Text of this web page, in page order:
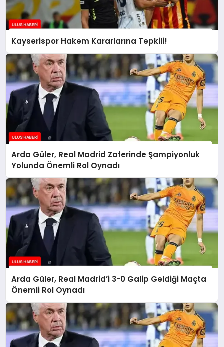
Kayserispor Hakem Kararlarına Tepkili!
Arda Güler, Real Madrid Zaferinde Şampiyonluk
Yolunda Önemli Rol Oynadı
Arda Güler, Real Madrid’i 3-0 Galip Geldiği Maçta
Önemli Rol Oynadı